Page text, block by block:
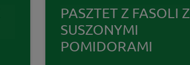
PASZTET Z FASOLI Z
SUSZONYMI
POMIDORAMI